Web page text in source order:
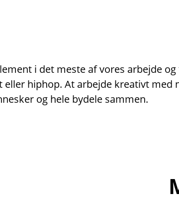
i det meste af vores arbejde
hiphop. At arbejde kreativt
og hele bydele sammen.